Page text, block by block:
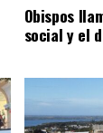
Obispos
social y el